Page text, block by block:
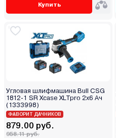
Купить
Угловая шлифмашина Bull CSG
1812-1 SR Xcase XLTpro 2x6 Ач
(1333998)
ФАВОРИТ ДАЧНИКОВ
879.00 руб.
958.11 руб.